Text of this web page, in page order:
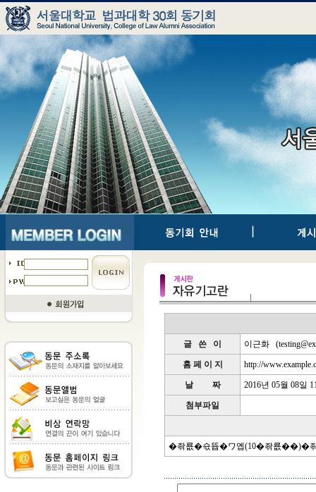
글 쓴 이 이근화 (
홈 페 이 지 http://
날 짜 2016년 05월 08일
첨부파일
�좎룞�쇿뜝�ワ옙(10�좎룞��)�